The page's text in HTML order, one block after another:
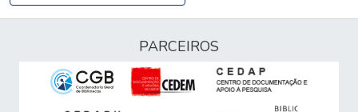
PARCEIROS